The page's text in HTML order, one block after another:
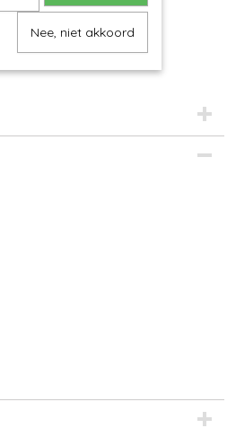
Nee, niet akkoord